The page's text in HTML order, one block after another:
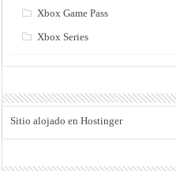
Xbox Game Pass
Xbox Series
Sitio alojado en Hostinger